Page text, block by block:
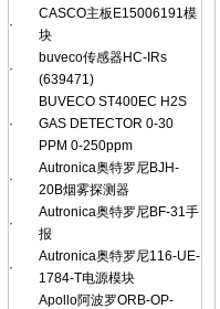
·
CASCO主板E15006191模
块
·
buveco传感器HC-IRs
(639471)
·
BUVECO ST400EC H2S
GAS DETECTOR 0-30
PPM 0-250ppm
·
Autronica奥特罗尼BJH-
20B烟雾探测器
·
Autronica奥特罗尼BF-31手
报
·
Autronica奥特罗尼116-UE-
1784-T电源模块
Apollo阿波罗ORB-OP-